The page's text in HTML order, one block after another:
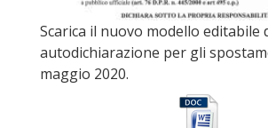
Scarica il nuovo modello editabile
autodichiarazione per gli
maggio 2020.